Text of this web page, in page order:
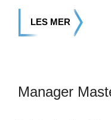
LES MER
Manager